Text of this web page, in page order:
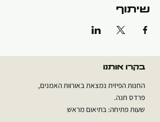
שיתוף
בקרו אותנו
החנות הפיזית נמצאת באורוות האמנים,
פרדס חנה.
שעות פתיחה: בתיאום מראש